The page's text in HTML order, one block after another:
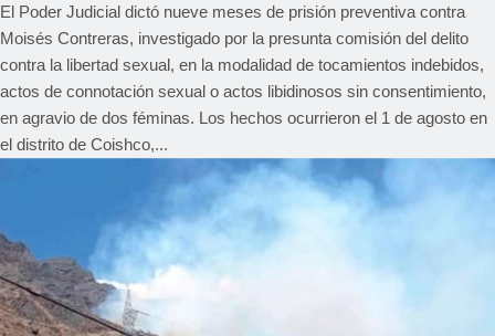
El Poder Judicial dictó nueve meses de prisión preventiva contra
Moisés Contreras, investigado por la presunta comisión del delito
contra la libertad sexual, en la modalidad de tocamientos indebidos,
actos de connotación sexual o actos libidinosos sin consentimiento,
en agravio de dos féminas. Los hechos ocurrieron el 1 de agosto en
el distrito de Coishco,...